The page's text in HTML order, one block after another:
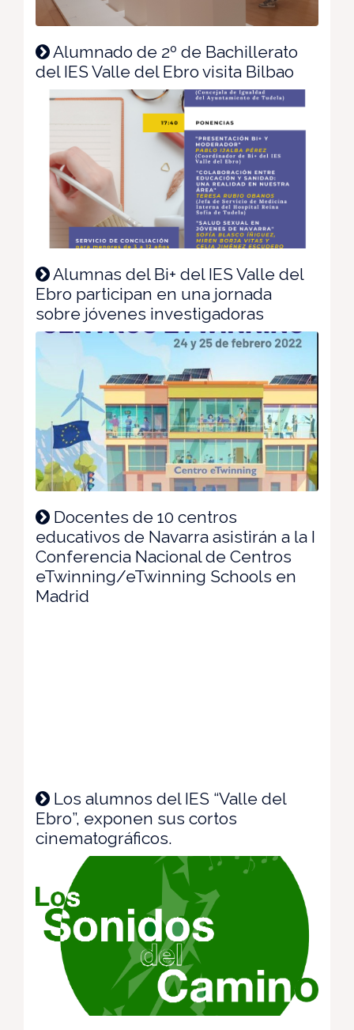
Alumnado de 2º de Bachillerato
del IES Valle del Ebro visita Bilbao
Alumnas del Bi+ del IES Valle del
Ebro participan en una jornada
sobre jóvenes investigadoras
Docentes de 10 centros
educativos de Navarra asistirán a la I
Conferencia Nacional de Centros
eTwinning/eTwinning Schools en
Madrid
Los alumnos del IES “Valle del
Ebro”, exponen sus cortos
cinematográficos.